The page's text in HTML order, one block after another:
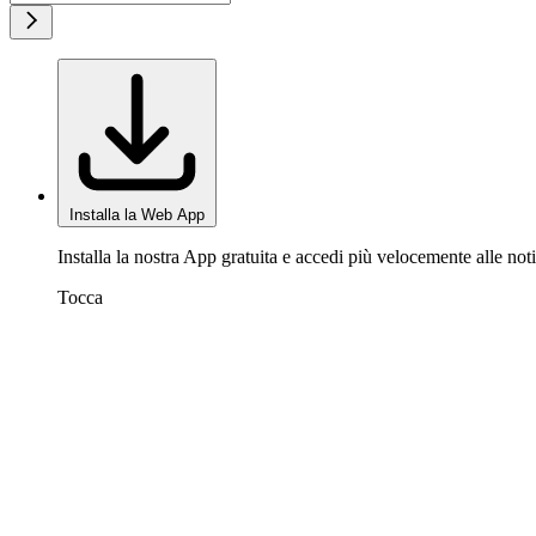
Installa la Web App
Installa la nostra App gratuita e accedi più velocemente alle
Tocca